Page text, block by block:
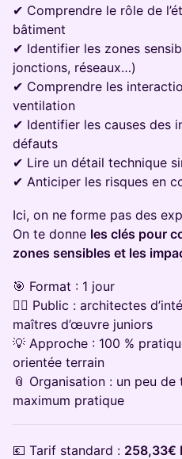
✔ Comprendre le rôle de
bâtiment
✔ Identifier les zones
jonctions, réseaux…)
✔ Comprendre les
ventilation
✔ Identifier les causes des
défauts
✔ Lire un détail technique
✔ Anticiper les risques en
Ici, on ne forme pas des
On te donne les clés pour
zones sensibles et les
🎯 Format : 1 jour
👷‍♀️ Public : architectes
maîtres d’œuvre juniors
💡 Approche : 100 %
orientée terrain
📎 Organisation : un peu
maximum pratique
💶 Tarif standard : 258,33€